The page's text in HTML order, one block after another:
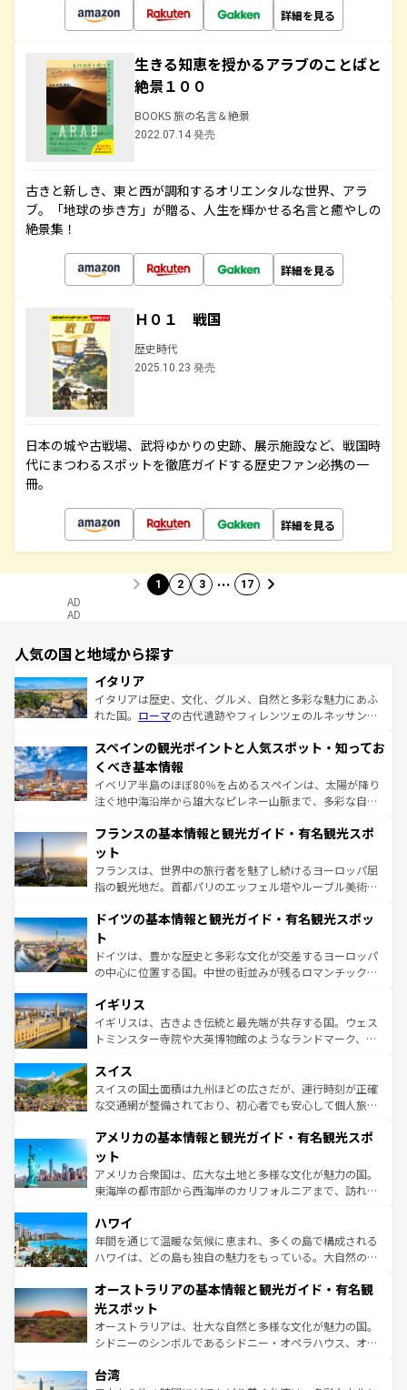
詳細を見る
生きる知恵を授かるアラブのことばと
絶景１００
BOOKS 旅の名言＆絶景
2022.07.14 発売
古きと新しき、東と西が調和するオリエンタルな世界、アラ
ブ。「地球の歩き方」が贈る、人生を輝かせる名言と癒やしの
絶景集！
詳細を見る
Ｈ０１ 戦国
歴史時代
2025.10.23 発売
日本の城や古戦場、武将ゆかりの史跡、展示施設など、戦国時
代にまつわるスポットを徹底ガイドする歴史ファン必携の一
冊。
詳細を見る
1 2 3 … 17
AD
AD
人気の国と地域から探す
イタリア
イタリアは歴史、文化、グルメ、自然と多彩な魅力にあふ
れた国。 ローマの古代遺跡やフィレンツェのルネッサンス
ろん、トスカーナの美しい田園風景やアマルフィ海岸の絶
景など、自然景観も見逃せない。観光の合間には、本場の
ピザやパスタなど、絶品のイタリア料理を堪能することも
できる。朝目覚めてから夜眠るまで、すべての瞬間を楽し
なお、新着のイタリア情報はコンテンツ一覧を参照してほ
しい。
スペインの観光ポイントと人気スポット・知ってお
くべき基本情報
イベリア半島のほぼ80％を占めるスペインは、太陽が降り
注ぐ地中海沿岸から雄大なピレネー山脈まで、多彩な自然
文化が根付くこの国では、情熱的なフラメンコ、熱気あふ
れる闘牛、そして美味しいタパスが生活の一部となってい
る。首都マドリードの洗練された雰囲気や、バルセロナの
アートに溢れた街角から、地方では古代ローマ遺跡や中世
せる。地方によって風土や気候が異なるスペインはその個
ンテンツ一覧 を参照してほしい。
フランスの基本情報と観光ガイド・有名観光スポ
ット
フランスは、世界中の旅行者を魅了し続けるヨーロッパ屈
指の観光地だ。首都パリのエッフェル塔やルーブル美術館
で、幅広い魅力が詰まっている。華麗な宮殿、歴史的な大
聖堂、美しいビーチ、そして豊かな自然が、訪れる者を心
から魅了する。また、フランスは美食の国としても知ら
れ、フランス料理はユネスコ無形文化遺産にも登録されて
香り高いラベンダー畑など、多彩な楽しみ方が可能だ。さ
らに、パリ以外の地域にも魅力が溢れており、どの街角に
も豊かな歴史と文化が息づいている。パリ以外の個性あふ
を参照してほしい。
ドイツの基本情報と観光ガイド・有名観光スポッ
ト
ドイツは、豊かな歴史と多彩な文化が交差するヨーロッパ
の中心に位置する国。中世の街並みが残るロマンチック街
顔を持つこの国は、どこを歩いても飽きることがない。ベ
ルリンの文化的活気、バイエルン州のアルプスの絶景、そ
してライン川沿いのワイン畑といった風景は必見。ビール
は、お酒好きな人にはぜひ体験してほしい。 なお、新着の
ドイツ情報はコンテンツ一覧を参照してほしい。
イギリス
イギリスは、古きよき伝統と最先端が共存する国。ウェス
トミンスター寺院や大英博物館のようなランドマーク、歴
リアごとに異なる魅力がある。また、優雅なアフタヌーン
ティー、ビール好きにはたまらない英国パブ、サッカー観
戦など、本場だからこそできる体験も豊富。イギリスを旅
ンツ一覧を参照してほしい。
スイス
スイスの国土面積は九州ほどの広さだが、運行時刻が正確
な交通網が整備されており、初心者でも安心して個人旅行
の建物がそのまま残る町や、スイスならではのユニークな
博物館もあり、アルプス観光だけでなく町歩きも満喫する
ことができる。国民の所得が高いため物価も高いが、旅行
者向けの交通パス提供のサービスもあり、うまく活用すれ
着のスイス情報は
アメリカの基本情報と観光ガイド・有名観光スポ
ット
アメリカ合衆国は、広大な土地と多様な文化が魅力の国。
東海岸の都市部から西海岸のカリフォルニアまで、訪れる
のような巨大都市は、観光、ショッピング、エンターテイ
ンメントが詰まった刺激的なスポットだ。一方、アメリカ
西部には大自然が広がり、グランドキャニオンやイエロー
部のニューオーリンズでは、音楽と美食が融合した独特の
文化が魅力。旅行者はアメリカの各地域で異なる魅力を楽
しみながら、その多様性と豊かな歴史を感じることができ
るだろう。車でのロードトリップや列車の旅も、アメリカ
情報は
ハワイ
年間を通じて温暖な気候に恵まれ、多くの島で構成される
ハワイは、どの島も独自の魅力をもっている。大自然の神
ワイ島は見逃せない。また、定番の観光地といえばオアフ
島だが、静かな自然を求めるならマウイ島やカウアイ島が
おすすめ。エメラルドグリーンに輝く海をはじめ、豊かな
文化や歴史が息づいている。「アロハスピリット」と呼ば
人々、おいしいローカルフードやハワイアンミュージッ
オーストラリアの基本情報と観光ガイド・有名観
光スポット
オーストラリアは、壮大な自然と多様な文化が魅力の国。
シドニーのシンボルであるシドニー・オペラハウス、オー
リアリーフや大陸中央部にそびえるウルル（エアーズロッ
台湾